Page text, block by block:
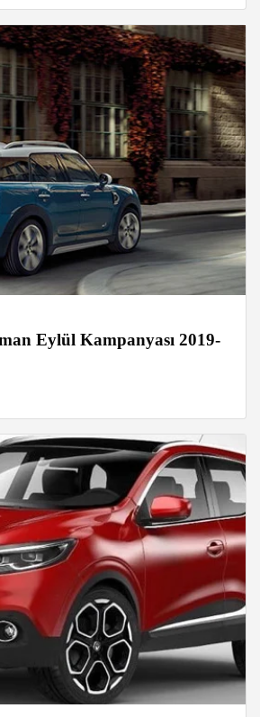
Eylül Kampanyası 2019-